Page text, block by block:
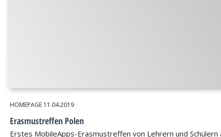
HOMEPAGE 11.04.2019
Erasmustreffen Polen
Erstes MobileApps-Erasmustreffen von Lehrern und Schülern